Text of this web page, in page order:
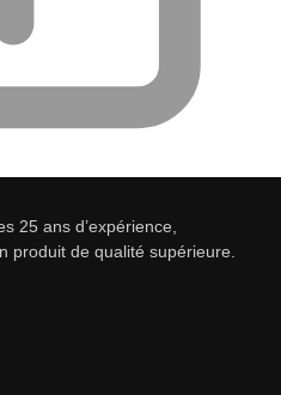
25 ans d’expérience,
produit de qualité supérieure.